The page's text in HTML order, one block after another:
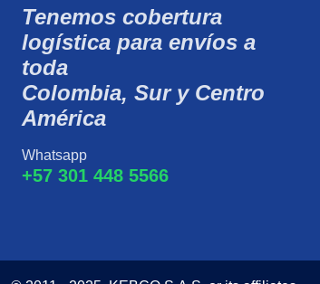
Tenemos cobertura
logística para envíos a
toda
Colombia, Sur y Centro
América
Whatsapp
+57 301 448 5566